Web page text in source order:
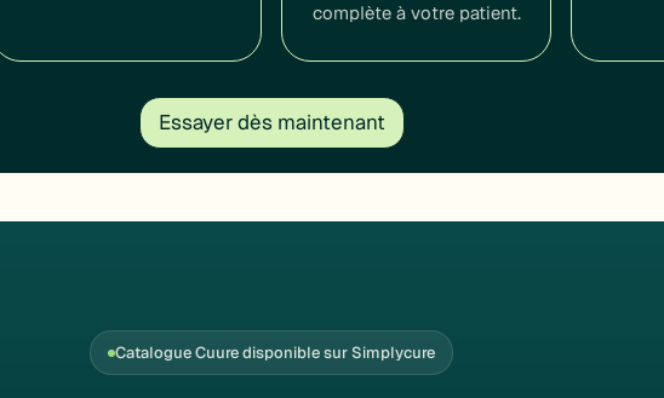
complète à votre patient.
Essayer dès maintenant
Catalogue Cuure disponible sur Simplycure